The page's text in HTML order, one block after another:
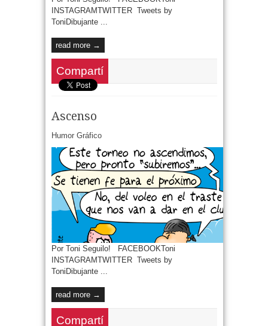
INSTAGRAMTWITTER Tweets by
ToniDibujante ...
read more →
Compartí
Ascenso
Humor Gráfico
Por Toni Seguilo! FACEBOOKToni
INSTAGRAMTWITTER Tweets by
ToniDibujante ...
read more →
Compartí